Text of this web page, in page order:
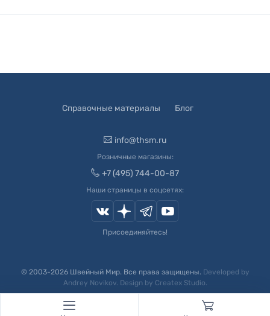
Справочные материалы Блог
info@thsm.ru
Розничные магазины:
+7 (495) 744-00-87
Наши страницы в соцсетях:
Присоединяйтесь!
© 2003-2026Швейный Мир. Все права защищены. Developed by
Andrey Novikov. Design by Createx Studio.